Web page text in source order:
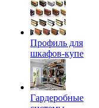
Профиль для
шкафов-купе
Гардеробные